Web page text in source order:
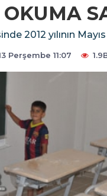
2012 yılının
Perşembe 11:07